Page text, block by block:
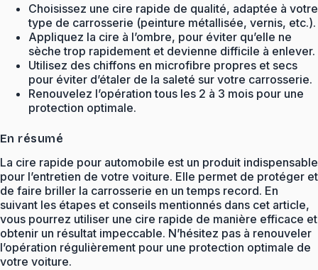
Choisissez une cire rapide de qualité, adaptée à votre
type de carrosserie (peinture métallisée, vernis, etc.).
Appliquez la cire à l’ombre, pour éviter qu’elle ne
sèche trop rapidement et devienne difficile à enlever.
Utilisez des chiffons en microfibre propres et secs
pour éviter d’étaler de la saleté sur votre carrosserie.
Renouvelez l’opération tous les 2 à 3 mois pour une
protection optimale.
En résumé
La cire rapide pour automobile est un produit indispensable
pour l’entretien de votre voiture. Elle permet de protéger et
de faire briller la carrosserie en un temps record. En
suivant les étapes et conseils mentionnés dans cet article,
vous pourrez utiliser une cire rapide de manière efficace et
obtenir un résultat impeccable. N’hésitez pas à renouveler
l’opération régulièrement pour une protection optimale de
votre voiture.